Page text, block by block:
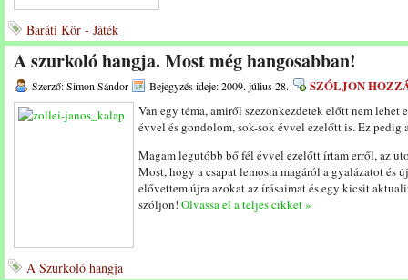
Baráti Kör - Játék
A szurkoló hangja. Most még hangosabban!
Szerző: Simon Sándor Bejegyzés ideje: 2009. július 28. SZÓLJON
Van egy téma, amiről szezonkezdetek előtt nem
évvel és gondolom, sok-sok évvel ezelőtt is. Ez pedig
Magam legutóbb bő fél évvel ezelőtt írtam erről, az
Most, hogy a csapat lemosta magáról a gyalázatot és
elővettem újra azokat az írásaimat és egy kicsit
szóljon! Olvassa el a teljes cikket »
A Szurkoló hangja